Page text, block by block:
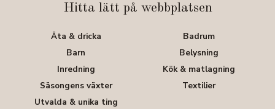
Hitta lätt på webbplatsen
Äta & dricka
Badrum
Barn
Belysning
Inredning
Kök & matlagning
Säsongens växter
Textilier
Utvalda & unika ting